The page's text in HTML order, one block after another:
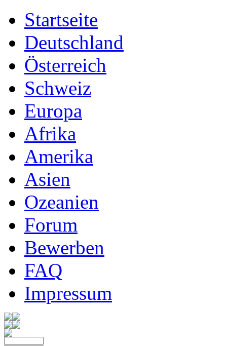
Startseite
Deutschland
Österreich
Schweiz
Europa
Afrika
Amerika
Asien
Ozeanien
Forum
Bewerben
FAQ
Impressum